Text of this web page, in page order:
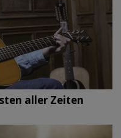
aller Zeiten